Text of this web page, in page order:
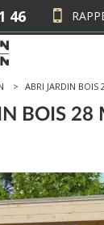
46
ABRI JARDIN
BOIS